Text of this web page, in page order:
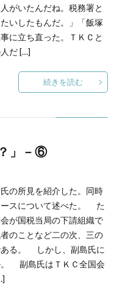
がいたんだね。税務署と
いしたもんだ。」「飯塚
に立ち直った。ＴＫＣと
だ […]
続きを読む
」－⑥
の所見を紹介した。同時
ースについて述べた。 た
が国税当局の下請組織で
のことなど二の次、三の
ある。 しかし、副島氏に
。 副島氏はＴＫＣ全国会